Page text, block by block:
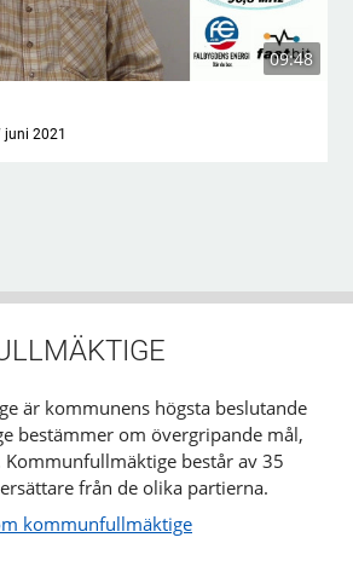
09:48
2021
är kommunens högsta beslutande
bestämmer om övergripande mål,
består av 35
från de olika partierna.
kommunfullmäktige